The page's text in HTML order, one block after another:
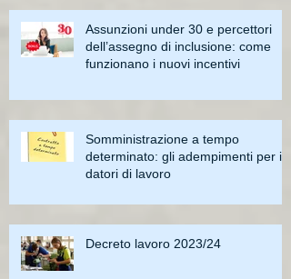
Assunzioni under 30 e percettori
dell’assegno di inclusione: come
funzionano i nuovi incentivi
Somministrazione a tempo
determinato: gli adempimenti per i
datori di lavoro
Decreto lavoro 2023/24